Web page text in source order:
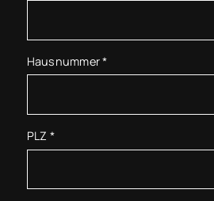
Hausnummer*
PLZ *